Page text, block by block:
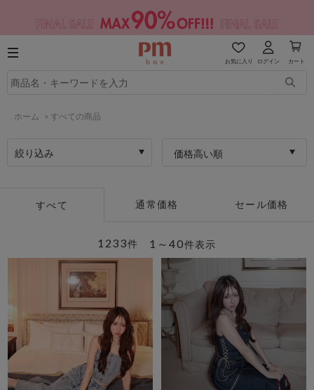
お気に入り ログイン カート
ホーム > すべての商品
絞り込み 価格高い順
すべて 通常価格 セール価格
1～40件表示
1233件